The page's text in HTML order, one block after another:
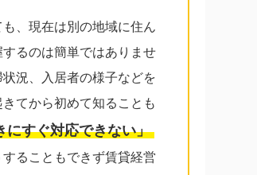
、現在は別の地域に住ん
るのは簡単ではありませ
況、入居者の様子などを
てから初めて知ることも
にすぐ対応できない」
ることもできず賃貸経営